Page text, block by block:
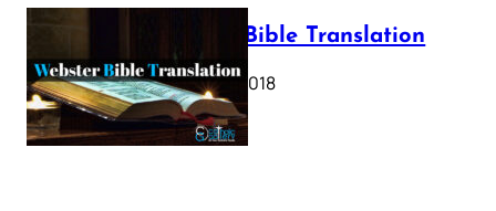
Webster Bible Translation
October 11, 2018